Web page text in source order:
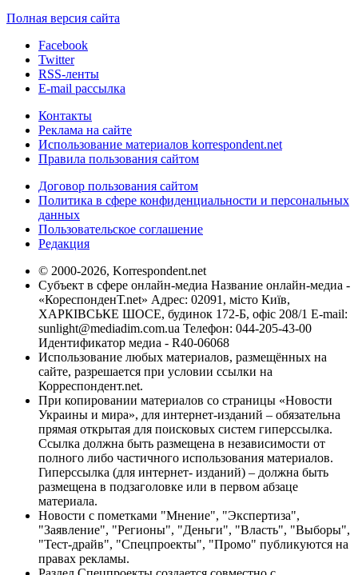
Полная версия сайта
Facebook
Twitter
RSS-ленты
E-mail рассылка
Контакты
Реклама на сайте
Использование материалов korrespondent.net
Правила пользования сайтом
Договор пользования сайтом
Политика в сфере конфиденциальности и персональных
данных
Пользовательское соглашение
Редакция
© 2000-2026, Korrespondent.net
Субъект в сфере онлайн-медиа Название онлайн-медиа -
«КореспонденТ.net» Адрес: 02091, місто Київ,
ХАРКІВСЬКЕ ШОСЕ, будинок 172-Б, офіс 208/1 E-mail:
sunlight@mediadim.com.ua Телефон: 044-205-43-00
Идентификатор медиа - R40-06068
Использование любых материалов, размещённых на
сайте, разрешается при условии ссылки на
Корреспондент.net.
При копировании материалов со страницы «Новости
Украины и мира», для интернет-изданий – обязательна
прямая открытая для поисковых систем гиперссылка.
Ссылка должна быть размещена в независимости от
полного либо частичного использования материалов.
Гиперссылка (для интернет- изданий) – должна быть
размещена в подзаголовке или в первом абзаце
материала.
Новости с пометками "Мнение", "Экспертиза",
"Заявление", "Регионы", "Деньги", "Власть", "Выборы",
"Тест-драйв", "Спецпроекты", "Промо" публикуются на
правах рекламы.